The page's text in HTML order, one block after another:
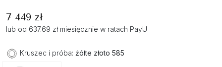
7 449 zł
lub od 637.69 zł miesięcznie w ratach PayU
Kruszec i próba: żółte złoto 585